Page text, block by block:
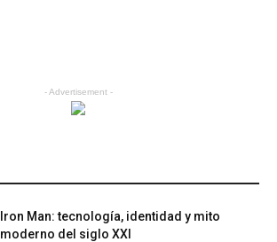
- Advertisement -
Iron Man: tecnología, identidad y mito
moderno del siglo XXI